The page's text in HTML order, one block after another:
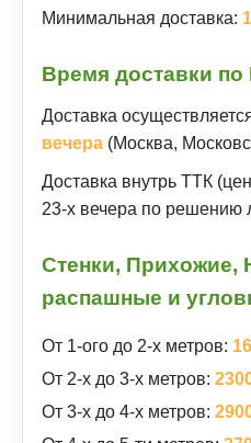
Минимальная доставка:
Время доставки по
Доставка
вечера (Москва,
Доставка внутрь ТТК
23-х вечера по решению
Стенки, Прихожие,
распашные и
От 1-ого до 2-х метров:
От 2-х до 3-х метров:
От 3-х до 4-х метров: